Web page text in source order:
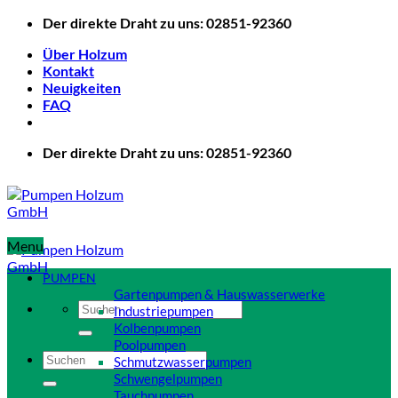
Zum
springen
Der direkte Draht zu uns: 02851-92360
Über Holzum
Kontakt
Neuigkeiten
FAQ
Der direkte Draht zu uns: 02851-92360
Suchen
nach:
Suchen
nach:
Menu
PUMPEN
Gartenpumpen & Hauswasserwerke
Industriepumpen
Kolbenpumpen
Poolpumpen
Schmutzwasserpumpen
Schwengelpumpen